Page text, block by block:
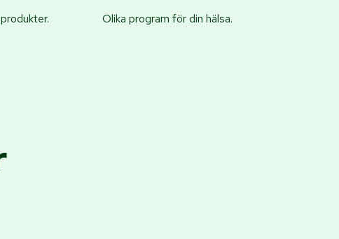
Olika program för din hälsa.